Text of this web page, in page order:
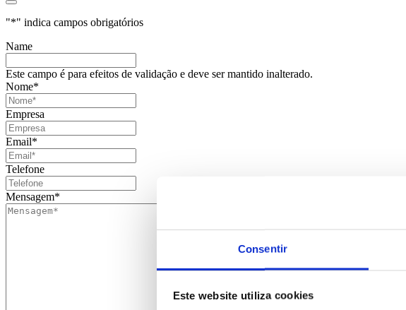
Consentir
Este website utiliza cookies
"*" indica campos obrigatórios
Name
Este campo é para efeitos de validação e deve ser mantido inalterado.
Nome*
Empresa
Email*
Telefone
Mensagem*